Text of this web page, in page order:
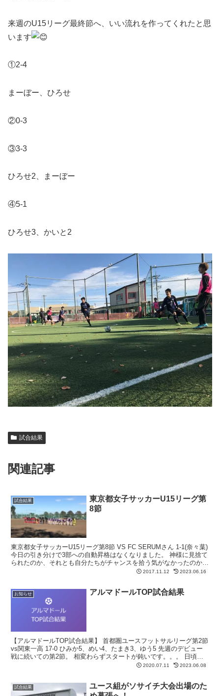
来週のU15リーグ最終節へ、いい流れを作ってくれたと思
います
①2-4
まーぼー、ひろせ
②0-3
③3-3
ひろせ2、まーぼー
④5-1
ひろせ3、かいと2
試合結果
関連記事
試合結果
東京都女子サッカーU15リーグ第
8節
東京都女子サッカーU15リーグ第8節 VS FC SERUMさん 1-1(奈々葉)
今日の引き分けで3部への自動昇格はなくなりました。 神様に見捨て
られたのか、それとも自分たちがチャンスを拾う気がなかったのか…
2017.11.12 2023.06.16
お知らせ アルマドールTOP試合結果
【アルマドールTOP試合結果】 首都圏ユースフットサルリーグ第2節
vs関東一高 17-0 ひみか5、めい4、たまき3、ゆう5 先週のデビュー
戦に続いての第2節。 相変わらずスタートが鈍いです。。。 日頃の
2020.07.11 2023.06.08
試合結果
ユース組がソサイチ大会出場のた